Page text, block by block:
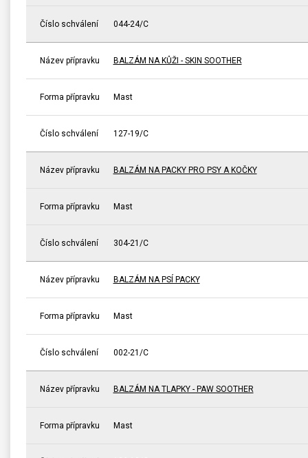
Číslo schválení 044-24/C
Název přípravku BALZÁM NA KŮŽI - SKIN SOOTHER
Forma přípravku Mast
Číslo schválení 127-19/C
Název přípravku BALZÁM NA PACKY PRO PSY A KOČKY
Forma přípravku Mast
Číslo schválení 304-21/C
Název přípravku BALZÁM NA PSÍ PACKY
Forma přípravku Mast
Číslo schválení 002-21/C
Název přípravku BALZÁM NA TLAPKY - PAW SOOTHER
Forma přípravku Mast